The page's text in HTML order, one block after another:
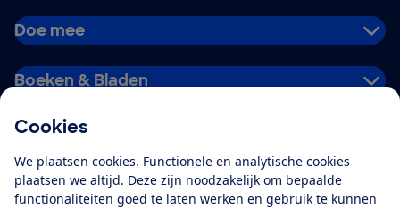
Cookies
We plaatsen cookies. Functionele en analytische cookies
plaatsen we altijd. Deze zijn noodzakelijk om bepaalde
functionaliteiten goed te laten werken en gebruik te kunnen
Doe mee
Boeken & Bladen